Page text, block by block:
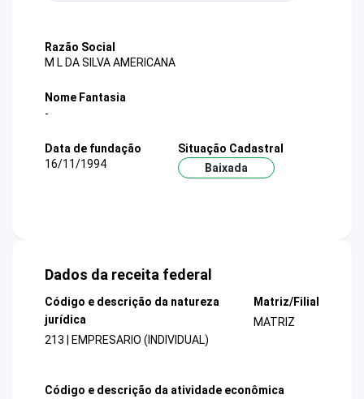
Razão Social
M L DA SILVA AMERICANA
Nome Fantasia
-
Data de fundação
16/11/1994
Situação Cadastral
Baixada
Dados da receita federal
Código e descrição da natureza
jurídica
213 | EMPRESARIO (INDIVIDUAL)
Matriz/Filial
MATRIZ
Código e descrição da atividade econômica